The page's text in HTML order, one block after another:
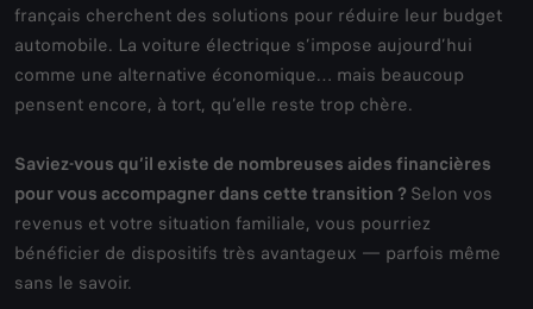
français cherchent des solutions pour réduire leur budget
automobile. La voiture électrique s’impose aujourd’hui
comme une alternative économique… mais beaucoup
pensent encore, à tort, qu’elle reste trop chère.
Saviez-vous qu’il existe de nombreuses aides financières
pour vous accompagner dans cette transition ?Selon vos
revenus et votre situation familiale, vous pourriez
bénéficier de dispositifs très avantageux — parfois même
sans le savoir.